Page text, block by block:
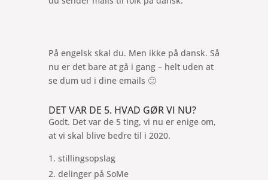
På engelsk skal du. Men ikke på dansk. Så
nu er det bare at gå i gang – helt uden at
se dum ud i dine emails 🙂
DET VAR DE 5. HVAD GØR VI NU?
Godt. Det var de 5 ting, vi nu er enige om,
at vi skal blive bedre til i 2020.
stillingsopslag
delinger på SoMe